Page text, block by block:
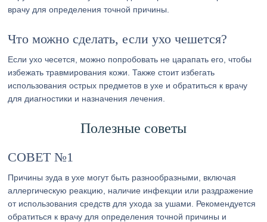
врачу для определения точной причины.
Что можно сделать, если ухо чешется?
Если ухо чесется, можно попробовать не царапать его, чтобы
избежать травмирования кожи. Также стоит избегать
использования острых предметов в ухе и обратиться к врачу
для диагностики и назначения лечения.
Полезные советы
СОВЕТ №1
Причины зуда в ухе могут быть разнообразными, включая
аллергическую реакцию, наличие инфекции или раздражение
от использования средств для ухода за ушами. Рекомендуется
обратиться к врачу для определения точной причины и